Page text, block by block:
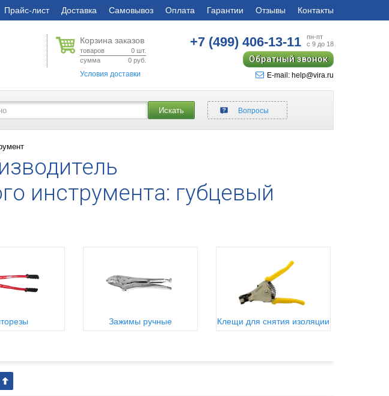
Прайс-лист Доставка Самовывоз Оплата Гарантии Отзывы Контакты
Корзина заказов
товаров 0 шт.
сумма
0 руб.
Условия доставки
+7 (499)406-13-11
пн-пт
с 9 до 18
Обратный звонок
E-mail: help@vira.ru
Искать Вопросы
инструмента: губцевый
Зажимы ручные Клещи для снятия изоляции